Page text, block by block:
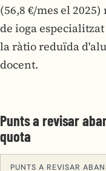
(56,8 €/mes el
de ioga
la ràtio reduïda
docent.
Punts a revisar
quota
PUNTS A REVISAR